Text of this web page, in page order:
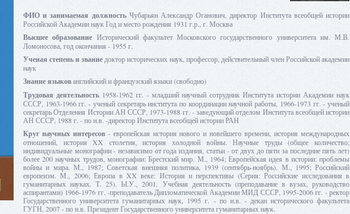
ФИО и занимаемая должностьЧубарьян Александр Оганович, директор Института всеобщей истории
Российской Академии наук Год и место рождения 1931 г.р., г. Москва
Высшее образование Исторический факультет Московского государственного университета им. М.В.
Ломоносова, год окончания - 1955 г.
Ученая степень и звание доктор исторических наук, профессор, действительный член Российской академии
наук
Знание языкованглийский и французский языки (свободно)
Трудовая деятельность1958-1962 гг. - младший научный сотрудник Института истории Академии наук
СССР, 1963-1966 гг. - ученый секретарь института по координации научной работы, 1966-1973 гг. - ученый
секретарь Отделения Истории АН СССР, 1973-1988 гг. - заведующий отделом Института всеобщей истории
АН СССР, 1988 г. - по н.в. -директор Института всеобщей истории РАН
Круг научных интересов- европейская история нового и новейшего времени, история международных
отношений, история XX столетия, история холодной войны. Научные труды (общее количество;
индивидуальные монографии - независимо от года издания, статьи - от двух до пяти за последние пять лет)
более 200 научных трудов, монографии: Брестский мир. М., 1964; Европейская идея в истории: проблемы
войны и мира. М., 1987; Советская внешняя политика, 1939 (сентябрь-ноябрь). М., 1995; Российский
европеизм. М., 2006; Европа в XX веке: История и перспективы (Серия: Российские исследования в
гуманитарных науках. Т. 25). Ы.У., 2001. Учебная деятельность (преподавание в вузах, руководство
аспирантами) 1966-1976 гг. -преподаватель Дипломатической Академии МИД СССР, 1995-2006 гг. - ректор
Государственного университета гуманитарных наук, 1995 г. - по н.в. - декан исторического факультета
ГУГН, 2007 - по н.в. Президент Государственного университета гуманитарных наук.